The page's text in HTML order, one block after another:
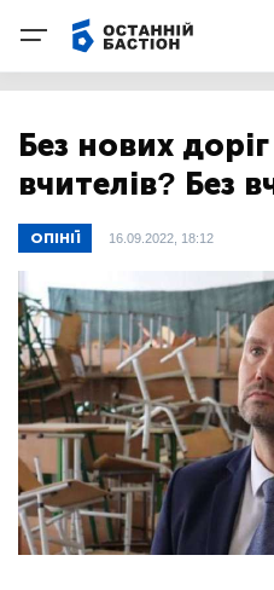
Без нових
вчителів? Без
ОПІНІЇ 16.09.2022, 18:12